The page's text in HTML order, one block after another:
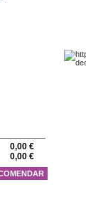
0,00 €
0,00 €